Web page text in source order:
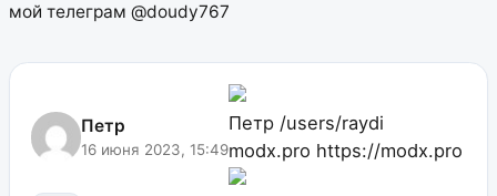
мой телеграм @doudy767
Петр
16 июня 2023, 15:49
Петр /users/raydi
modx.pro https://modx.pro